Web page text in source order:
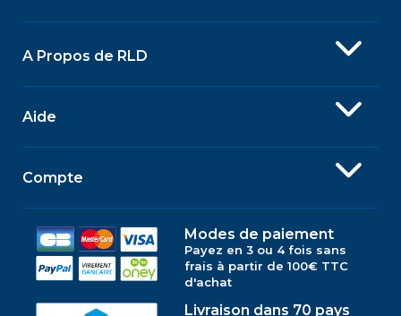
A Propos de RLD
Aide
Compte
Modes de paiement
Payez en 3 ou 4 fois sans
frais à partir de 100€ TTC
d'achat
Livraison dans 70 pays